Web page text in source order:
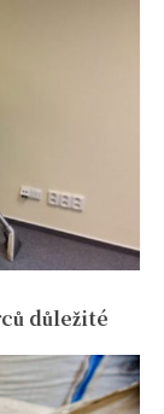
důležité